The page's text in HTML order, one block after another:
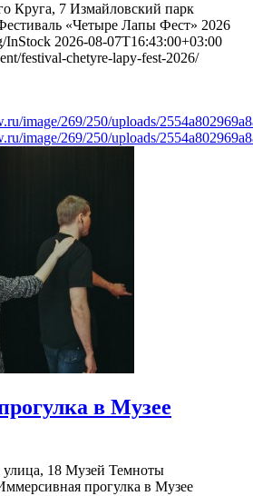
Круга, 7 Измайловский парк
«Четыре Лапы Фест» 2026
InStock 2026-08-07T16:43:00+03:00
festival-chetyre-lapy-fest-2026/
image/269/250/uploads/
image/269/250/uploads/
в Музее
18 Музей Темноты
прогулка в Музее